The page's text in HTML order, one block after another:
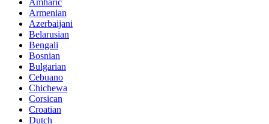
Amharic
Armenian
Azerbaijani
Belarusian
Bengali
Bosnian
Bulgarian
Cebuano
Chichewa
Corsican
Croatian
Dutch